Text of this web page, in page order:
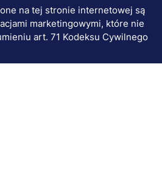
na tej stronie internetowej są
marketingowymi, które nie
art. 71 Kodeksu Cywilnego